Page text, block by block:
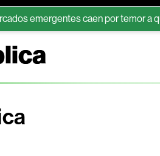
caen por temor a que el